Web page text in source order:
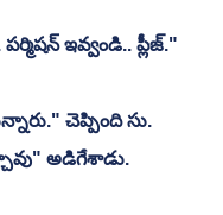
ఇవ్వండి.. ప్లీజ్."
చెప్పింది సు.
అడిగేశాడు.